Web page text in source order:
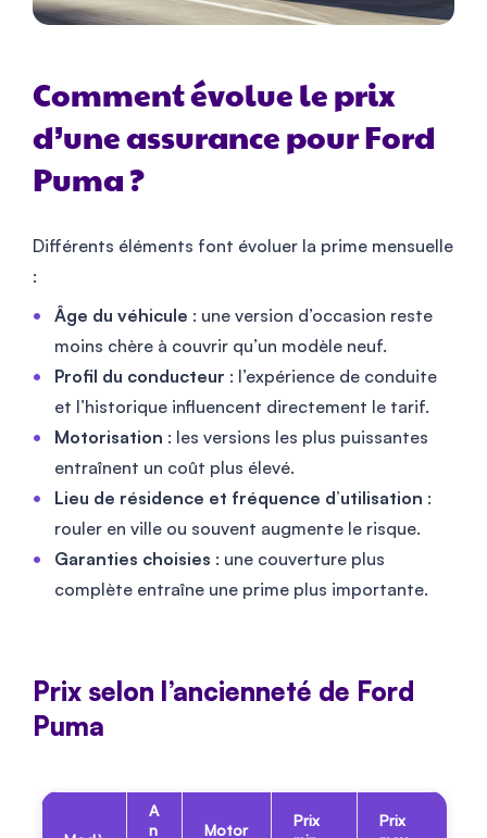
Comment évolue le prix
d’une assurance pour Ford
Puma ?
Différents éléments font évoluer la prime mensuelle
:
Âge du véhicule : une version d’occasion reste
moins chère à couvrir qu’un modèle neuf.
Profil du conducteur : l’expérience de conduite
et l’historique influencent directement le tarif.
Motorisation : les versions les plus puissantes
entraînent un coût plus élevé.
Lieu de résidence et fréquence d’utilisation :
rouler en ville ou souvent augmente le risque.
Garanties choisies : une couverture plus
complète entraîne une prime plus importante.
Prix selon l’ancienneté de Ford
Puma
A
n
Motor
Prix
Prix